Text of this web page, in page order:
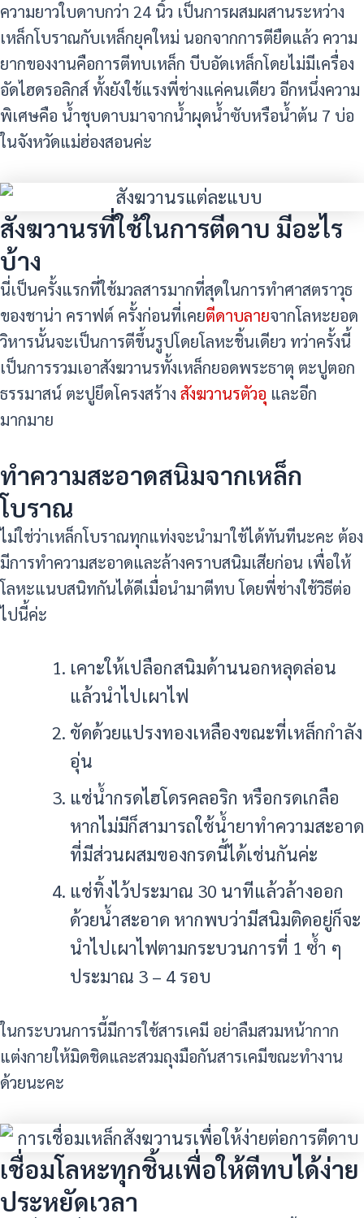
ความยาวใบดาบกว่า 24 นิ้ว เป็นการผสมผสานระหว่าง
เหล็กโบราณกับเหล็กยุคใหม่ นอกจากการตียืดแล้ว ความ
ยากของงานคือการตีทบเหล็ก บีบอัดเหล็กโดยไม่มีเครื่อง
อัดไฮดรอลิกส์ ทั้งยังใช้แรงพี่ช่างแค่คนเดียว อีกหนึ่งความ
พิเศษคือ น้ำชุบดาบมาจากน้ำผุดน้ำซับหรือน้ำต้น 7 บ่อ
ในจังหวัดแม่ฮ่องสอนค่ะ
สังฆวานรที่ใช้ในการตีดาบ มีอะไร
บ้าง
นี่เป็นครั้งแรกที่ใช้มวลสารมากที่สุดในการทำศาสตราวุธ
ของชาน่า คราฟต์ ครั้งก่อนที่เคยตีดาบลายจากโลหะยอด
วิหารนั้นจะเป็นการตีขึ้นรูปโดยโลหะชิ้นเดียว ทว่าครั้งนี้
เป็นการรวมเอาสังฆวานรทั้งเหล็กยอดพระธาตุ ตะปูตอก
ธรรมาสน์ ตะปูยึดโครงสร้าง สังฆวานรตัวอุ และอีก
มากมาย
ทำความสะอาดสนิมจากเหล็ก
โบราณ
ไม่ใช่ว่าเหล็กโบราณทุกแท่งจะนำมาใช้ได้ทันทีนะคะ ต้อง
มีการทำความสะอาดและล้างคราบสนิมเสียก่อน เพื่อให้
โลหะแนบสนิทกันได้ดีเมื่อนำมาตีทบ โดยพี่ช่างใช้วิธีต่อ
ไปนี้ค่ะ
เคาะให้เปลือกสนิมด้านนอกหลุดล่อน
แล้วนำไปเผาไฟ
ขัดด้วยแปรงทองเหลืองขณะที่เหล็กกำลัง
อุ่น
แช่น้ำกรดไฮโดรคลอริก หรือกรดเกลือ
หากไม่มีก็สามารถใช้น้ำยาทำความสะอาด
ที่มีส่วนผสมของกรดนี้ได้เช่นกันค่ะ
แช่ทิ้งไว้ประมาณ 30 นาทีแล้วล้างออก
ด้วยน้ำสะอาด หากพบว่ามีสนิมติดอยู่ก็จะ
นำไปเผาไฟตามกระบวนการที่ 1 ซ้ำ ๆ
ประมาณ 3 – 4 รอบ
ในกระบวนการนี้มีการใช้สารเคมี อย่าลืมสวมหน้ากาก
แต่งกายให้มิดชิดและสวมถุงมือกันสารเคมีขณะทำงาน
ด้วยนะคะ
เชื่อมโลหะทุกชิ้นเพื่อให้ตีทบได้ง่าย
ประหยัดเวลา